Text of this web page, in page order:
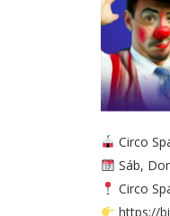
Circo
Sáb,
Circo
https://